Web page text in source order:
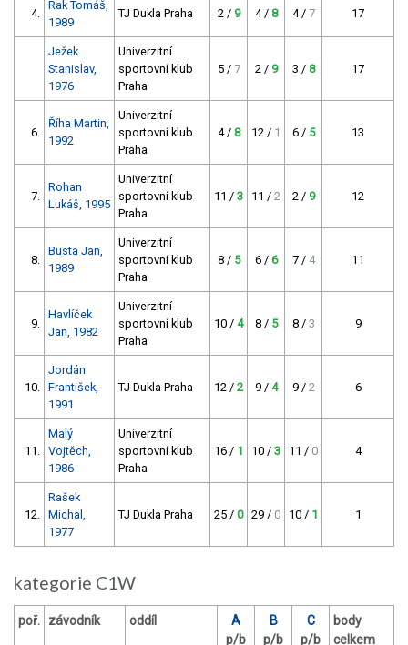
4.
Rak Tomáš,
1989
TJ Dukla Praha 2 / 9 4 / 8 4 / 7 17
Ježek
Stanislav,
1976
Univerzitní
sportovní klub
Praha
5 / 7 2 / 9 3 / 8 17
6.
Říha Martin,
1992
Univerzitní
sportovní klub
Praha
4 / 8 12 / 1 6 / 5 13
7.
Rohan
Lukáš, 1995
Univerzitní
sportovní klub
Praha
11 / 3 11 / 2 2 / 9 12
8.
Busta Jan,
1989
Univerzitní
sportovní klub
Praha
8 / 5 6 / 6 7 / 4 11
9.
Havlíček
Jan, 1982
Univerzitní
sportovní klub
Praha
10 / 4 8 / 5 8 / 3 9
10.
Jordán
František,
1991
TJ Dukla Praha 12 / 2 9 / 4 9 / 2 6
11.
Malý
Vojtěch,
1986
Univerzitní
sportovní klub
Praha
16 / 1 10 / 3 11 / 0 4
12.
Rašek
Michal,
1977
TJ Dukla Praha 25 / 0 29 / 0 10 / 1 1
kategorie C1W
poř. závodník oddíl
A
p/b
B
p/b
C
p/b
body
celkem